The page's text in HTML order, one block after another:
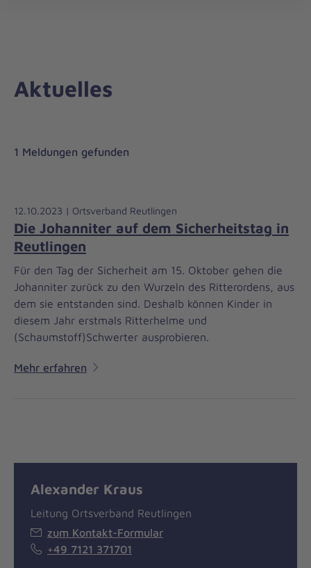
Aktuelles
1 Meldungen gefunden
12.10.2023 | Ortsverband Reutlingen
Die Johanniter auf dem Sicherheitstag in
Reutlingen
Für den Tag der Sicherheit am 15. Oktober gehen die
Johanniter zurück zu den Wurzeln des Ritterordens, aus
dem sie entstanden sind. Deshalb können Kinder in
diesem Jahr erstmals Ritterhelme und
(Schaumstoff)Schwerter ausprobieren.
Mehr erfahren
Alexander Kraus
Leitung Ortsverband Reutlingen
zum Kontakt-Formular
+49 7121 371701